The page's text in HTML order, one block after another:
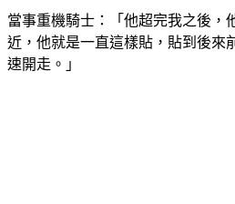
當事重機騎士：「他超完我之後，
近，他就是一直這樣貼，貼到後來
速開走。」